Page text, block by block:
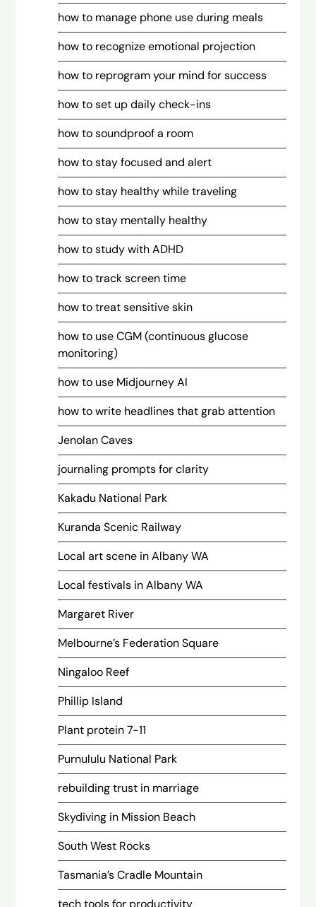
how to manage phone use during meals
how to recognize emotional projection
how to reprogram your mind for success
how to set up daily check-ins
how to soundproof a room
how to stay focused and alert
how to stay healthy while traveling
how to stay mentally healthy
how to study with ADHD
how to track screen time
how to treat sensitive skin
how to use CGM (continuous glucose
monitoring)
how to use Midjourney AI
how to write headlines that grab attention
Jenolan Caves
journaling prompts for clarity
Kakadu National Park
Kuranda Scenic Railway
Local art scene in Albany WA
Local festivals in Albany WA
Margaret River
Melbourne’s Federation Square
Ningaloo Reef
Phillip Island
Plant protein 7-11
Purnululu National Park
rebuilding trust in marriage
Skydiving in Mission Beach
South West Rocks
Tasmania’s Cradle Mountain
tech tools for productivity